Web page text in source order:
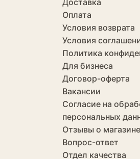
Оплата
Условия возврата
Условия
Политика
Для бизнеса
Договор-оферта
Вакансии
Согласие на
персональных
Отзывы о магазине
Вопрос-ответ
Отдел качества